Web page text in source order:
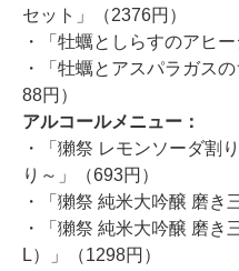
セット」（2376円）
・「牡蠣としらすのアヒ
・「牡蠣とアスパラガス
88円）
アルコールメニュー：
・「獺祭 レモンソーダ割
り～」（693円）
・「獺祭 純米大吟醸 磨き
・「獺祭 純米大吟醸 磨き
L）」（1298円）